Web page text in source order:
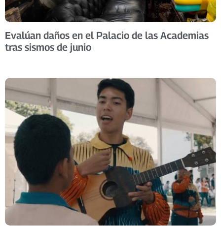
Evalúan daños en el Palacio de las Academias
tras sismos de junio